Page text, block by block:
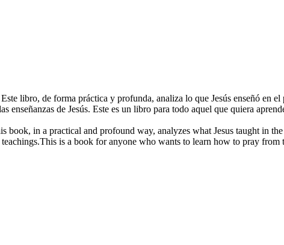
libro, de forma práctica y profunda, analiza lo que Jesús enseñó en
enseñanzas de Jesús. Este es un libro para todo aquel que quiera
book, in a practical and profound way, analyzes what Jesus taught in
teachings.This is a book for anyone who wants to learn how to pray from